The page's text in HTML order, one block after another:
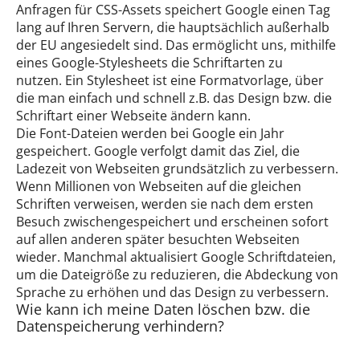
Anfragen für CSS-Assets speichert Google einen Tag
lang auf Ihren Servern, die hauptsächlich außerhalb
der EU angesiedelt sind. Das ermöglicht uns, mithilfe
eines Google-Stylesheets die Schriftarten zu
nutzen. Ein Stylesheet ist eine Formatvorlage, über
die man einfach und schnell z.B. das Design bzw. die
Schriftart einer Webseite ändern kann.
Die Font-Dateien werden bei Google ein Jahr
gespeichert. Google verfolgt damit das Ziel, die
Ladezeit von Webseiten grundsätzlich zu verbessern.
Wenn Millionen von Webseiten auf die gleichen
Schriften verweisen, werden sie nach dem ersten
Besuch zwischengespeichert und erscheinen sofort
auf allen anderen später besuchten Webseiten
wieder. Manchmal aktualisiert Google Schriftdateien,
um die Dateigröße zu reduzieren, die Abdeckung von
Sprache zu erhöhen und das Design zu verbessern.
Wie kann ich meine Daten löschen bzw. die
Datenspeicherung verhindern?